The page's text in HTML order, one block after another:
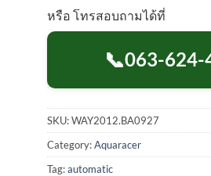
หรือ โทรสอบถามได้ที่
📞063-624-
SKU:WAY2012.BA0927
Category:Aquaracer
Tag:automatic